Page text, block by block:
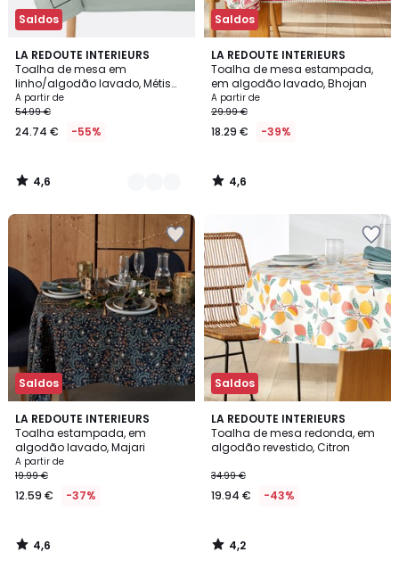
Saldos
LA REDOUTE INTERIEURS
Toalha de mesa em
linho/algodão lavado, Métis
Bourdon
A partir de
54.99 €
24.74 € -55%
4,6
/ 5
7
Cores
4,6
/
Saldos
LA REDOUTE INTERIEURS
Toalha de mesa estampada,
em algodão lavado, Bhojan
A partir de
29.99 €
18.29 € -39%
4,6
/ 5
4,6
/
Saldos
LA REDOUTE INTERIEURS
Toalha estampada, em
algodão lavado, Majari
A partir de
19.99 €
12.59 € -37%
4,6
/ 5
4,6
/
Saldos
LA REDOUTE INTERIEURS
Toalha de mesa redonda, em
algodão revestido, Citron
34.99 €
19.94 € -43%
4,2
/ 5
4,2
/